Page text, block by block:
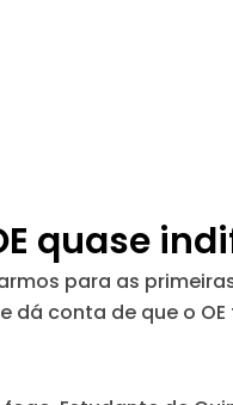
quase
para as
dá conta de que o